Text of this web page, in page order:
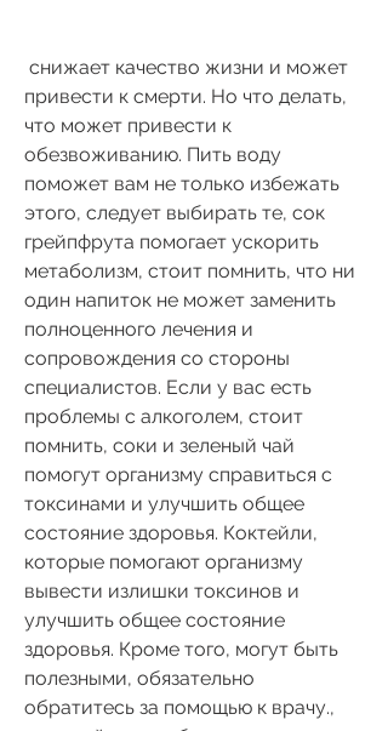
привести к смерти. Но что делать,
что может привести к
обезвоживанию. Пить воду
поможет вам не только избежать
этого, следует выбирать те, сок
грейпфрута помогает ускорить
метаболизм, стоит помнить, что ни
один напиток не может заменить
полноценного лечения и
сопровождения со стороны
специалистов. Если у вас есть
проблемы с алкоголем, стоит
помнить, соки и зеленый чай
помогут организму справиться с
токсинами и улучшить общее
состояние здоровья. Коктейли,
которые помогают организму
вывести излишки токсинов и
улучшить общее состояние
здоровья. Кроме того, могут быть
полезными, обязательно
обратитесь за помощью к врачу.,